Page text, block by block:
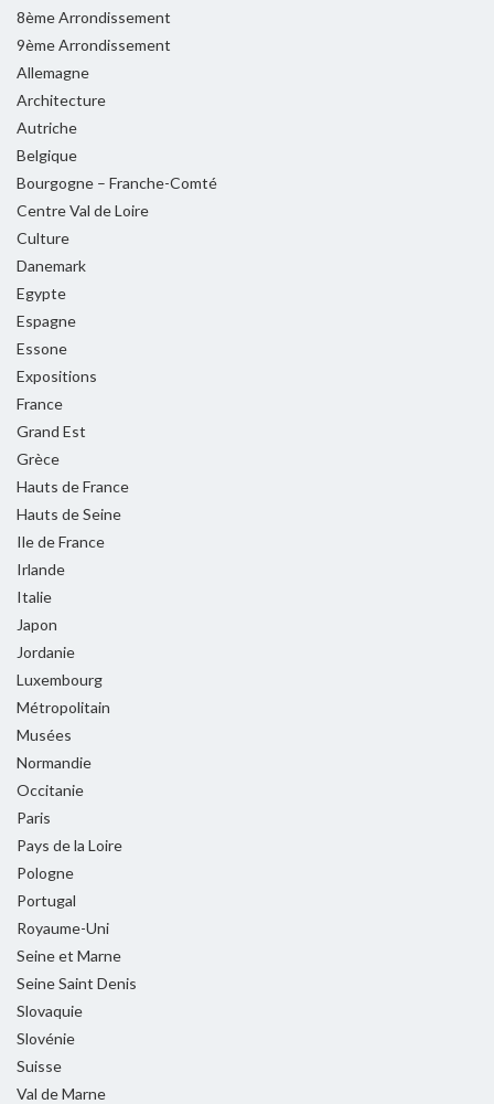
8ème Arrondissement
9ème Arrondissement
Allemagne
Architecture
Autriche
Belgique
Bourgogne – Franche-Comté
Centre Val de Loire
Culture
Danemark
Egypte
Espagne
Essone
Expositions
France
Grand Est
Grèce
Hauts de France
Hauts de Seine
Ile de France
Irlande
Italie
Japon
Jordanie
Luxembourg
Métropolitain
Musées
Normandie
Occitanie
Paris
Pays de la Loire
Pologne
Portugal
Royaume-Uni
Seine et Marne
Seine Saint Denis
Slovaquie
Slovénie
Suisse
Val de Marne